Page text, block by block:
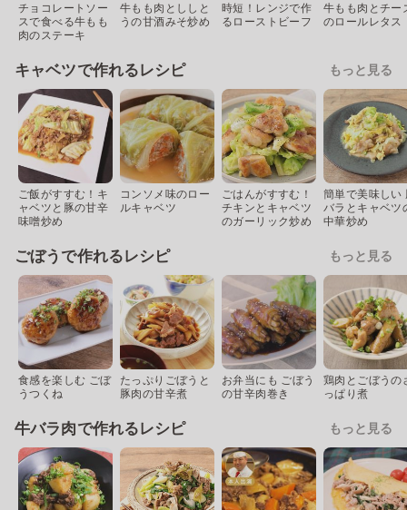
チョコレートソー
スで食べる牛もも
肉のステーキ
牛もも肉とししと
うの甘酒みそ炒め
時短！レンジで作
るローストビーフ
牛もも肉とチー
のロールレタス
キャベツで作れるレシピ もっと見る
ご飯がすすむ！キ
ャベツと豚の甘辛
味噌炒め
コンソメ味のロー
ルキャベツ
ごはんがすすむ！
チキンとキャベツ
のガーリック炒め
簡単で美味しい
バラとキャベツ
中華炒め
ごぼうで作れるレシピ もっと見る
食感を楽しむ ごぼ
うつくね
たっぷりごぼうと
豚肉の甘辛煮
お弁当にも ごぼう
の甘辛肉巻き
鶏肉とごぼうの
っぱり煮
牛バラ肉で作れるレシピ もっと見る